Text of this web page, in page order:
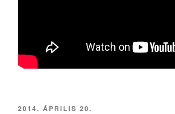
BEKÜLDVE:
2014. ÁPRILIS 20.